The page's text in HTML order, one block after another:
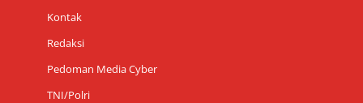
Kontak
Redaksi
Pedoman Media Cyber
TNI/Polri